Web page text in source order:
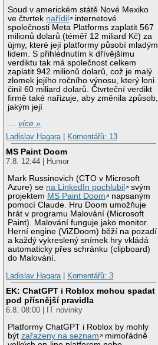
Soud v americkém státě Nové Mexiko
ve čtvrtek nařídil
internetové
společnosti Meta Platforms zaplatit 567
milionů dolarů (téměř 12 miliard Kč) za
újmy, které její platformy působí mladým
lidem. S přihlédnutím k dřívějšímu
verdiktu tak má společnost celkem
zaplatit 942 milionů dolarů, což je malý
zlomek jejího ročního výnosu, který loni
činil 60 miliard dolarů. Čtvrteční verdikt
firmě také nařizuje, aby změnila způsob,
jakým její
…více »
Ladislav Hagara
Komentářů: 13
MS Paint Doom
7.8. 12:44 | Humor
Mark Russinovich (CTO v Microsoft
Azure) se na LinkedIn pochlubil
svým
projektem MS Paint Doom
napsaným
pomocí Claude. Hru Doom umožňuje
hrát v programu Malování (Microsoft
Paint). Malování funguje jako monitor.
Herní engine (ViZDoom) běží na pozadí
a každý vykreslený snímek hry vkládá
automaticky přes schránku (clipboard)
do Malování.
Ladislav Hagara
Komentářů: 3
EK: ChatGPT i Roblox mohou spadat
pod přísnější pravidla
6.8. 08:00 | IT novinky
Platformy ChatGPT i Roblox by mohly
býtzařazeny na seznam
mimořádně